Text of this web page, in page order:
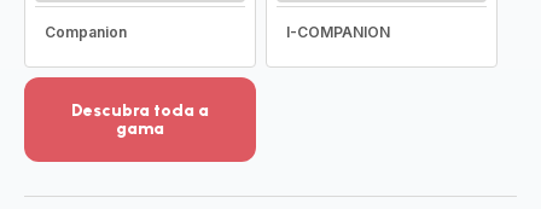
Companion I-COMPANION
Descubra toda a
gama
detalhes